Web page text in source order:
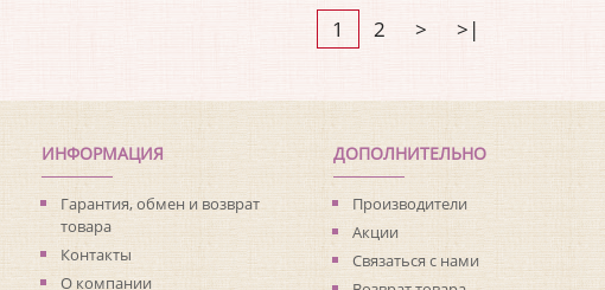
1 2 > >|
ИНФОРМАЦИЯ
Гарантия, обмен и возврат
товара
Контакты
О компании
ДОПОЛНИТЕЛЬНО
Производители
Акции
Связаться с нами